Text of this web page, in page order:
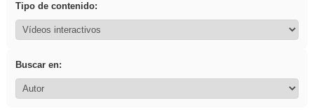
Tipo de contenido:
Buscar en: